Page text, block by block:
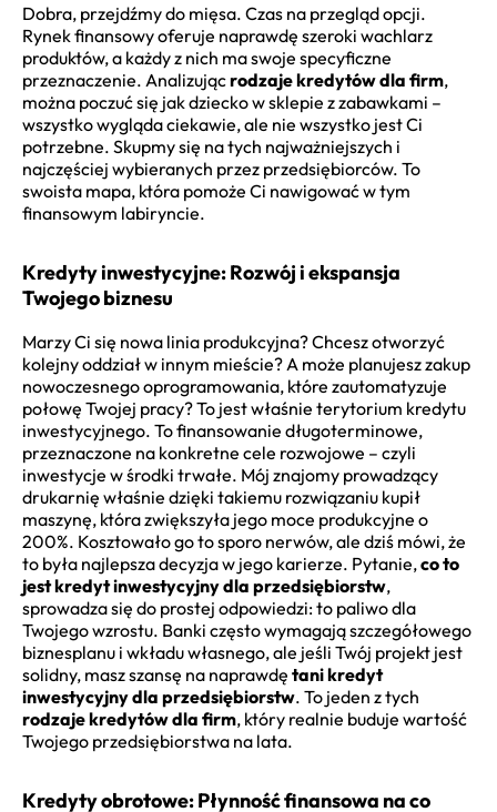
Dobra, przejdźmy do mięsa. Czas na przegląd opcji.
Rynek finansowy oferuje naprawdę szeroki wachlarz
produktów, a każdy z nich ma swoje specyficzne
przeznaczenie. Analizującrodzaje kredytów dla firm,
można poczuć się jak dziecko w sklepie z zabawkami –
wszystko wygląda ciekawie, ale nie wszystko jest Ci
potrzebne. Skupmy się na tych najważniejszych i
najczęściej wybieranych przez przedsiębiorców. To
swoista mapa, która pomoże Ci nawigować w tym
finansowym labiryncie.
Kredyty inwestycyjne: Rozwój i ekspansja
Twojego biznesu
Marzy Ci się nowa linia produkcyjna? Chcesz otworzyć
kolejny oddział w innym mieście? A może planujesz zakup
nowoczesnego oprogramowania, które zautomatyzuje
połowę Twojej pracy? To jest właśnie terytorium kredytu
inwestycyjnego. To finansowanie długoterminowe,
przeznaczone na konkretne cele rozwojowe – czyli
inwestycje w środki trwałe. Mój znajomy prowadzący
drukarnię właśnie dzięki takiemu rozwiązaniu kupił
maszynę, która zwiększyła jego moce produkcyjne o
200%. Kosztowało go to sporo nerwów, ale dziś mówi, że
to była najlepsza decyzja w jego karierze. Pytanie,co to
jest kredyt inwestycyjny dla przedsiębiorstw,
sprowadza się do prostej odpowiedzi: to paliwo dla
Twojego wzrostu. Banki często wymagają szczegółowego
biznesplanu i wkładu własnego, ale jeśli Twój projekt jest
solidny, masz szansę na naprawdę tani kredyt
inwestycyjny dla przedsiębiorstw. To jeden z tych
rodzaje kredytów dla firm, który realnie buduje wartość
Twojego przedsiębiorstwa na lata.
Kredyty obrotowe: Płynność finansowa na co